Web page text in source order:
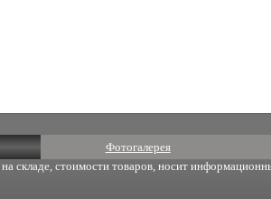
Фотогалерея
складе, стоимости товаров, носит